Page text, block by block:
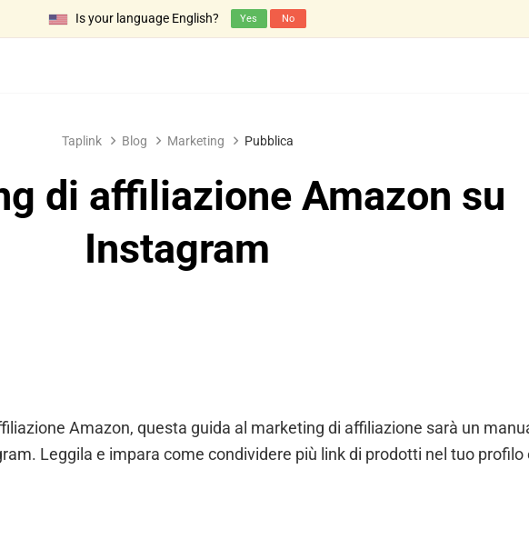
Is your language English? Yes No
Taplink Blog Marketing Pubblica
di affiliazione Amazon su
Instagram
Amazon, questa guida al marketing di affiliazione sarà un
Leggila e impara come condividere più link di prodotti nel tuo profilo